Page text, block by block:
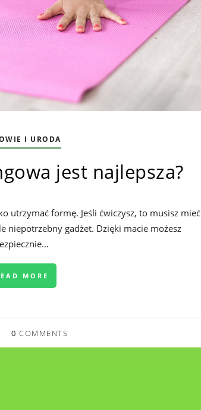
I URODA
jest najlepsza?
utrzymać formę. Jeśli ćwiczysz, to musisz mieć
niepotrzebny gadżet. Dzięki macie możesz
MORE
0 COMMENTS